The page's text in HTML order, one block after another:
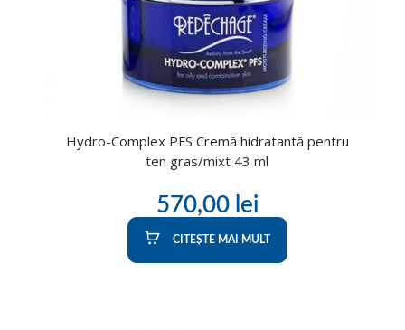
Hydro-Complex PFS Cremă hidratantă pentru
ten gras/mixt 43 ml
570,00 lei
CITEȘTE MAI MULT